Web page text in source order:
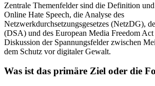
Zentrale Themenfelder sind die Definition
Online Hate Speech, die Analyse des
Netzwerkdurchsetzungsgesetzes (NetzDG),
(DSA) und des European Media Freedom
Diskussion der Spannungsfelder zwischen
dem Schutz vor digitaler Gewalt.
Was ist das primäre Ziel oder die